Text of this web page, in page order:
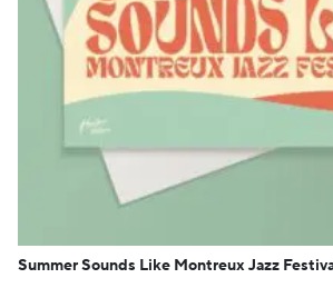
Summer Sounds Like Montreux Jazz